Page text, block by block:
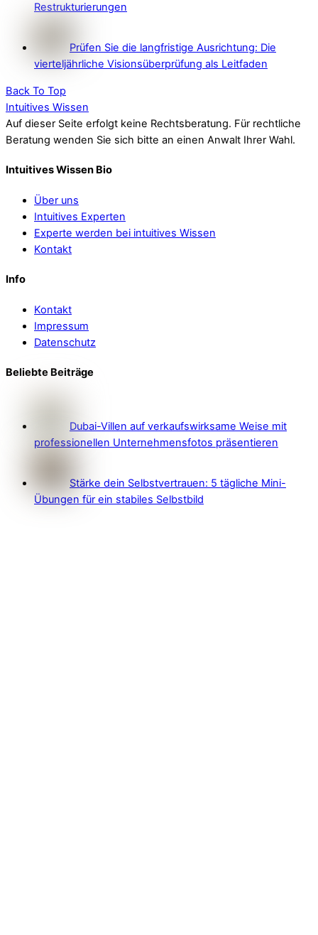
Restrukturierungen
Prüfen Sie die langfristige Ausrichtung: Die
vierteljährliche Visionsüberprüfung als Leitfaden
Back To Top
Intuitives Wissen
Auf dieser Seite erfolgt keine Rechtsberatung. Für rechtliche
Beratung wenden Sie sich bitte an einen Anwalt Ihrer Wahl.
Intuitives Wissen Bio
Über uns
Intuitives Experten
Experte werden bei intuitives Wissen
Kontakt
Info
Kontakt
Impressum
Datenschutz
Beliebte Beiträge
Dubai-Villen auf verkaufswirksame Weise mit
professionellen Unternehmensfotos präsentieren
Stärke dein Selbstvertrauen: 5 tägliche Mini-
Übungen für ein stabiles Selbstbild